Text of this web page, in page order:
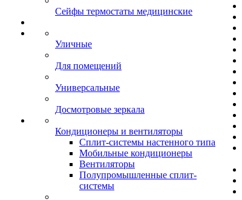
Сейфы термостаты медицинские
Уличные
Для помещений
Универсальные
Досмотровые зеркала
Кондиционеры и вентиляторы
Сплит-системы настенного типа
Мобильные кондиционеры
Вентиляторы
Полупромышленные сплит-
системы